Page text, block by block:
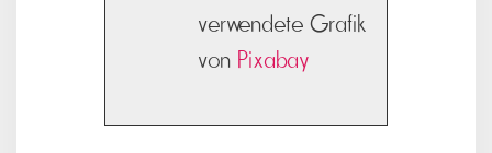
verwendete Grafik
von Pixabay